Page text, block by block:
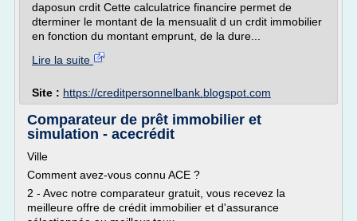
daposun crdit Cette calculatrice financire permet de
dterminer le montant de la mensualit d un crdit immobilier
en fonction du montant emprunt, de la dure...
Lire la suite
Site : https://creditpersonnelbank.blogspot.com
Comparateur de prêt immobilier et
simulation - acecrédit
Ville
Comment avez-vous connu ACE ?
2 - Avec notre comparateur gratuit, vous recevez la
meilleure offre de crédit immobilier et d'assurance